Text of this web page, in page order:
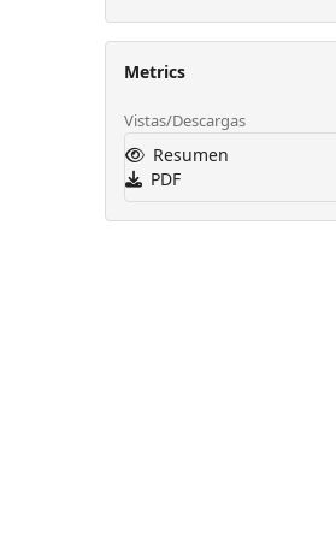
Metrics
Vistas/Descargas
Resumen
PDF